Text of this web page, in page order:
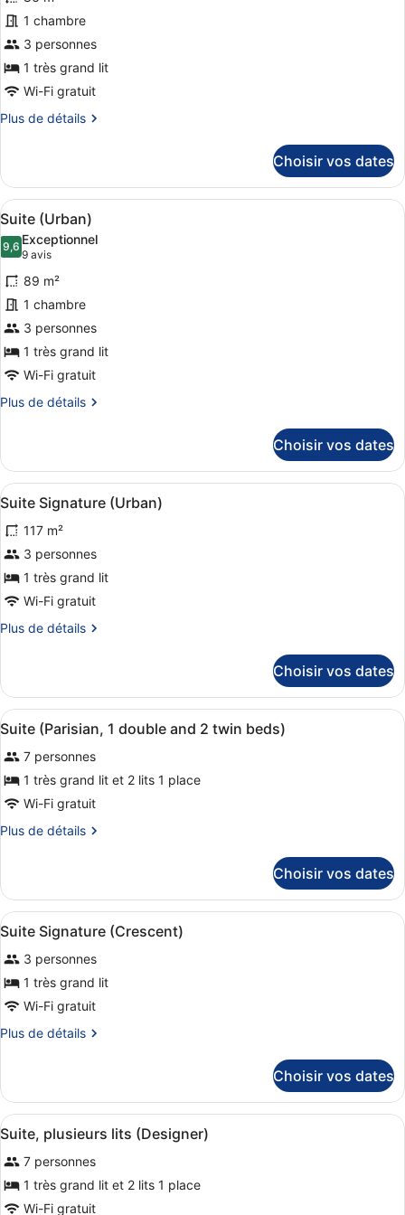
pour
ce
type
de
chambre :
Suite
1 chambre
3 personnes
1 très grand lit
Wi-Fi gratuit
Plus de détails
Plus
le
type
de
chambre
Suite
(Gulf)
Choisir vos dates
Afficher
toutes
les
photos
pour
ce
type
de
chambre :
Suite
Literie hypoallergénique, minibar,
9
Suite (Urban)
9,69,6 sur 10
Exceptionnel
9 avis
(9 avis)
89 m²
1 chambre
3 personnes
1 très grand lit
Wi-Fi gratuit
Plus de détails
Plus
le
type
de
Suite
(Urban)
Choisir vos dates
Afficher
toutes
les
photos
pour
ce
de
Signature
(Urban)
Literie hypoallergénique, minibar,
11
Suite Signature (Urban)
117 m²
3 personnes
1 très grand lit
Wi-Fi gratuit
Plus de détails
Plus
le
type
de
chambre
Suite
Signature
(Urban)
Choisir vos dates
Afficher
toutes
les
photos
pour
ce
type
chambre :
Suite
(Parisian,
double
and
2
twin
Une chambre située dans un
10
Suite (Parisian, 1 double and 2 twin beds)
7 personnes
1 très grand lit et 2 lits 1 place
Wi-Fi gratuit
Plus de détails
Plus
le
type
de
Suite
(Parisian,
1
double
and
2
Choisir vos dates
Afficher
toutes
les
photos
pour
ce
type
chambre :
Suite
Signature
(Crescent)
Une chambre d’hôtel moderne
8
Suite Signature (Crescent)
3 personnes
1 très grand lit
Wi-Fi gratuit
Plus de détails
Plus
le
type
de
chambre
Suite
Signature
(Crescent)
Choisir vos dates
Afficher
toutes
les
photos
pour
Un vaste espace de vie doté d’un
6
Suite, plusieurs lits (Designer)
7 personnes
1 très grand lit et 2 lits 1 place
Wi-Fi gratuit